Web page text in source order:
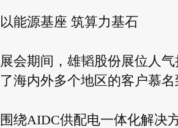
以能源基座 筑算力基石
展会期间，雄韬股份展位人气
了海内外多个地区的客户慕名
围绕AIDC供配电一体化解决